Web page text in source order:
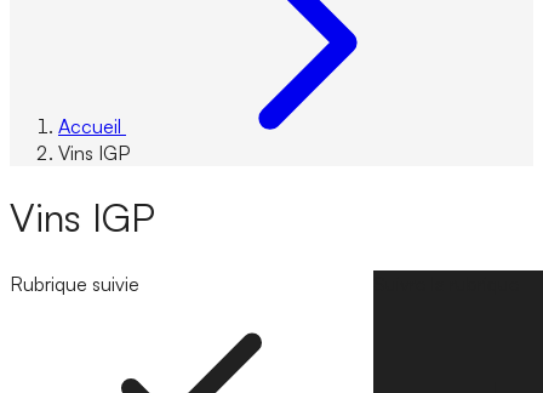
Accueil
Vins IGP
Vins IGP
Rubrique suivie